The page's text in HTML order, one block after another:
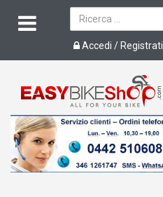
Accedi / Registrati